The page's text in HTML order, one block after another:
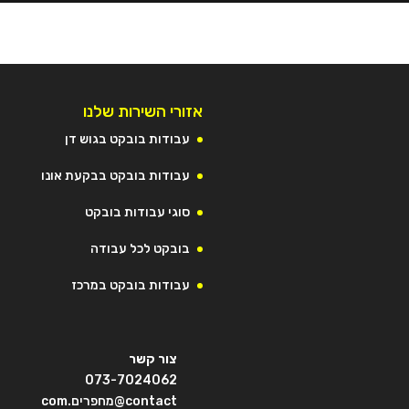
אזורי השירות שלנו
עבודות בובקט בגוש דן
עבודות בובקט בבקעת אונו
סוגי עבודות בובקט
בובקט לכל עבודה
עבודות בובקט במרכז
צור קשר
073-7024062
contact@מחפרים.com